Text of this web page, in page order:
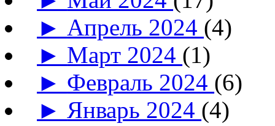
► Апрель 2024 (4)
► Март 2024 (1)
► Февраль 2024 (6)
► Январь 2024 (4)